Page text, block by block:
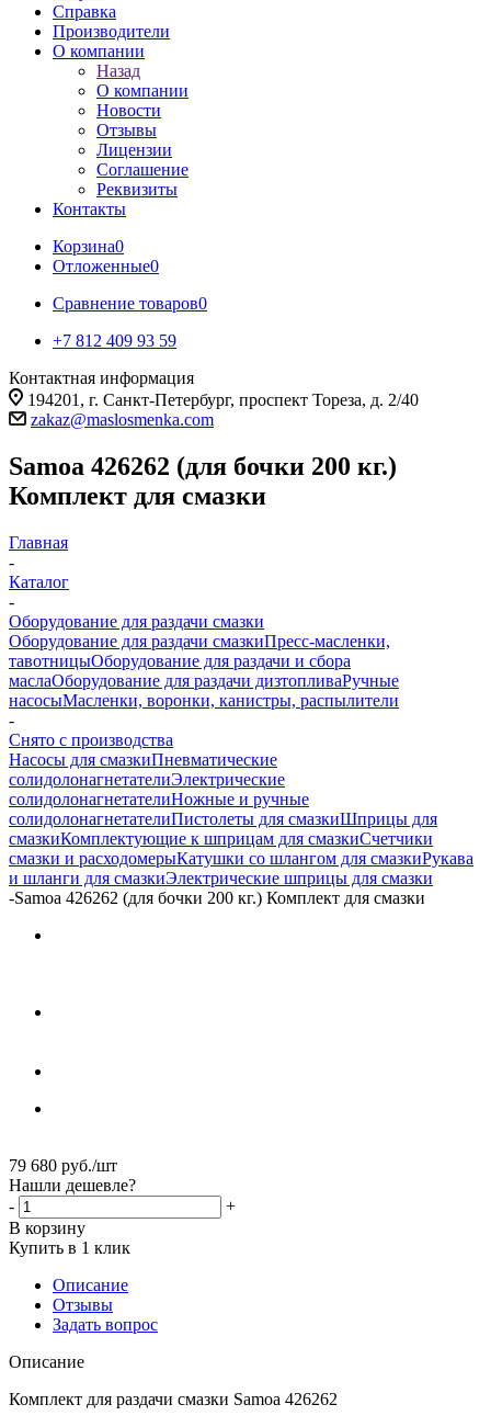
Справка
Производители
О компании
Назад
О компании
Новости
Отзывы
Лицензии
Соглашение
Реквизиты
Контакты
Корзина0
Отложенные0
Сравнение товаров0
+7 812 409 93 59
Контактная информация
194201, г. Санкт-Петербург, проспект Тореза, д. 2/40
zakaz@maslosmenka.com
Samoa 426262 (для бочки 200 кг.)
Комплект для смазки
Главная
-
Каталог
-
Оборудование для раздачи смазки
Оборудование для раздачи смазкиПресс-масленки,
тавотницыОборудование для раздачи и сбора
маслаОборудование для раздачи дизтопливаРучные
насосыМасленки, воронки, канистры, распылители
-
Снято с производства
Насосы для смазкиПневматические
солидолонагнетателиЭлектрические
солидолонагнетателиНожные и ручные
солидолонагнетателиПистолеты для смазкиШприцы для
смазкиКомплектующие к шприцам для смазкиСчетчики
смазки и расходомерыКатушки со шлангом для смазкиРукава
и шланги для смазкиЭлектрические шприцы для смазки
-Samoa 426262 (для бочки 200 кг.) Комплект для смазки
79 680 руб./шт
Нашли дешевле?
-
+
В корзину
Купить в 1 клик
Описание
Отзывы
Задать вопрос
Описание
Комплект для раздачи смазки Samoa 426262